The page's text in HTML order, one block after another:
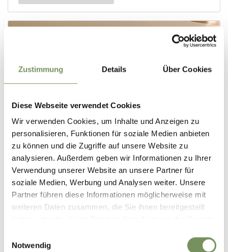
Zustimmung Details Über Cookies
Diese Webseite verwendet Cookies
Wir verwenden Cookies, um Inhalte und Anzeigen zu
personalisieren, Funktionen für soziale Medien anbieten
zu können und die Zugriffe auf unsere Website zu
analysieren. Außerdem geben wir Informationen zu Ihrer
Verwendung unserer Website an unsere Partner für
soziale Medien, Werbung und Analysen weiter. Unsere
Partner führen diese Informationen möglicherweise mit
weiteren Daten zusammen, die Sie ihnen bereitgestellt
Notwendig